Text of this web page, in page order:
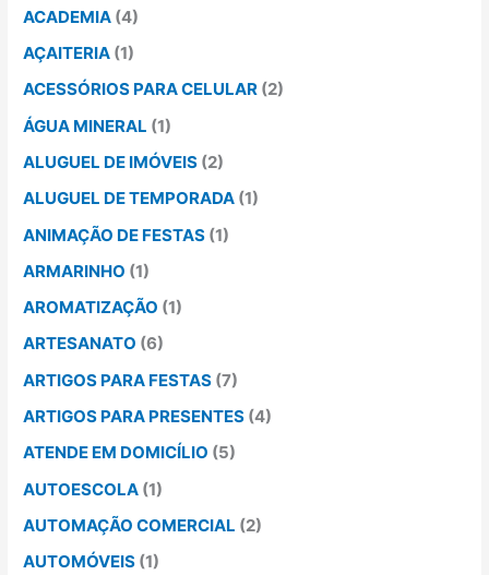
ACADEMIA (4)
AÇAITERIA (1)
ACESSÓRIOS PARA CELULAR (2)
ÁGUA MINERAL (1)
ALUGUEL DE IMÓVEIS (2)
ALUGUEL DE TEMPORADA (1)
ANIMAÇÃO DE FESTAS (1)
ARMARINHO (1)
AROMATIZAÇÃO (1)
ARTESANATO (6)
ARTIGOS PARA FESTAS (7)
ARTIGOS PARA PRESENTES (4)
ATENDE EM DOMICÍLIO (5)
AUTOESCOLA (1)
AUTOMAÇÃO COMERCIAL (2)
AUTOMÓVEIS (1)